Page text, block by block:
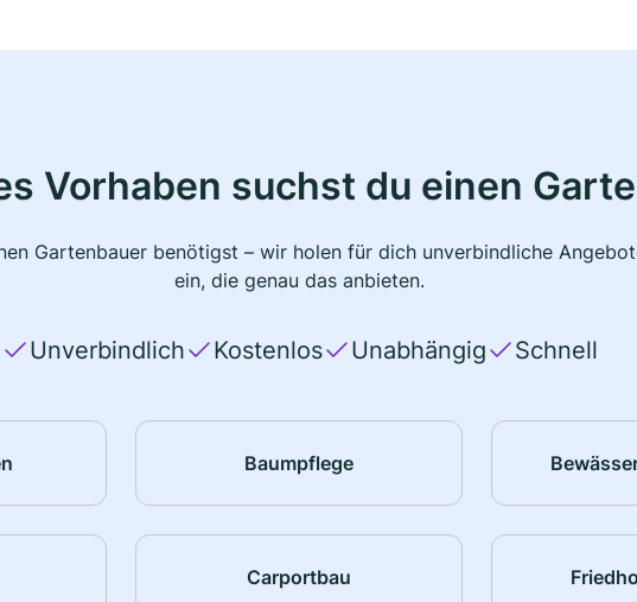
Vorhaben suchst du einen
Gartenbauer benötigst – wir holen für dich unverbindliche
ein, die genau das anbieten.
Unverbindlich Kostenlos Unabhängig Schnell
Baumpflege
Carportbau